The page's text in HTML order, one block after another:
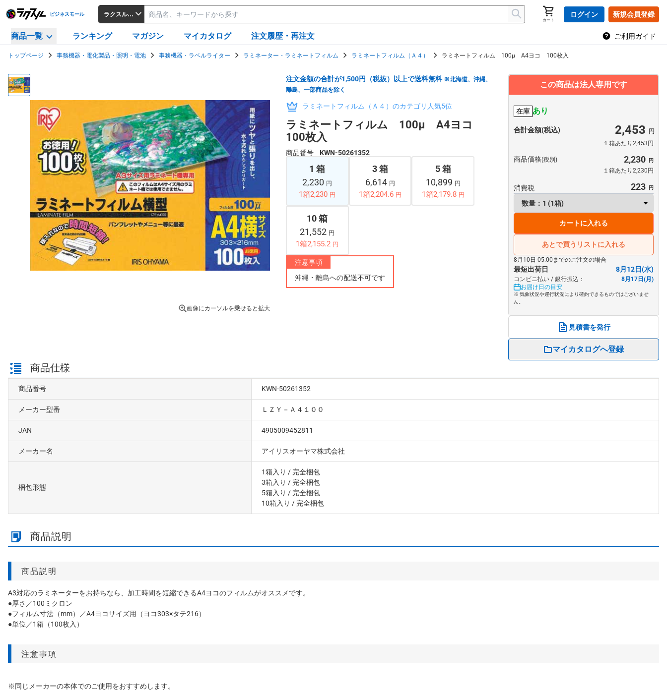
ビジネスモール ラクスルビジネスモール
カート
ログイン 新規会員登録
商品一覧 ランキング マガジン マイカタログ 注文履歴・再注文 ご利用ガイド
トップページ 事務機器・電化製品・照明・電池 事務機器・ラベルライター ラミネーター・ラミネートフィルム ラミネートフィルム（Ａ４） ラミネートフィルム 100μ A4ヨコ 100枚入
画像にカーソルを乗せると拡大
注文金額の合計が1,500円（税抜）以上で送料無料 ※北海道、沖縄、
離島、一部商品を除く
ラミネートフィルム（Ａ４）のカテゴリ人気5位
ラミネートフィルム 100μ A4ヨコ
100枚入
商品番号 KWN-50261352
1 箱
2,230 円
1箱2,230 円
3 箱
6,614 円
1箱2,204.6 円
5 箱
10,899 円
1箱2,179.8 円
10 箱
21,552 円
1箱2,155.2 円
注意事項
沖縄・離島への配送不可です
この商品は法人専用です
在庫 あり
合計金額(税込) 2,453
１箱あたり2,453円
商品価格(税別) 2,230
１箱あたり2,230円
消費税 223
カートに入れる
あとで買うリストに入れる
8月10日 05:00までのご注文の場合
最短出荷日 8月12日(水)
コンビニ払い / 銀行振込：
8月17日(月)
お届け日の目安
※ 気象状況や運行状況により確約できるものではございませ
ん。
見積書を発行
マイカタログへ登録
商品仕様
商品番号 KWN-50261352
メーカー型番 ＬＺＹ－Ａ４１００
JAN 4905009452811
メーカー名 アイリスオーヤマ株式会社
梱包形態
1箱入り / 完全梱包
3箱入り / 完全梱包
5箱入り / 完全梱包
10箱入り / 完全梱包
商品説明
商品説明
A3対応のラミネーターをお持ちなら、加工時間を短縮できるA4ヨコのフィルムがオススメです。
●厚さ／100ミクロン
●フィルム寸法（mm）／A4ヨコサイズ用（ヨコ303×タテ216）
●単位／1箱（100枚入）
注意事項
※同じメーカーの本体でのご使用をおすすめします。